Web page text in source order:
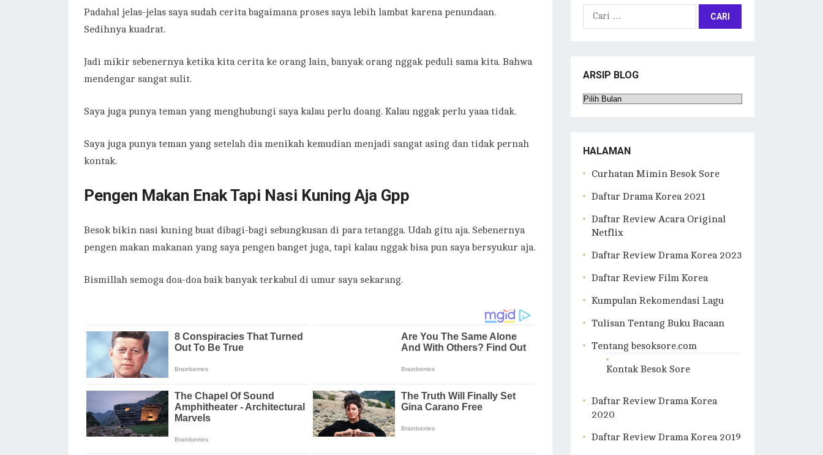
Padahal jelas-jelas saya sudah cerita bagaimana proses saya lebih lambat karena penundaan.
Sedihnya kuadrat.
Jadi mikir sebenernya ketika kita cerita ke orang lain, banyak orang nggak peduli sama kita. Bahwa
mendengar sangat sulit.
Saya juga punya teman yang menghubungi saya kalau perlu doang. Kalau nggak perlu yaaa tidak.
Saya juga punya teman yang setelah dia menikah kemudian menjadi sangat asing dan tidak pernah
kontak.
Pengen Makan Enak Tapi Nasi Kuning Aja Gpp
Besok bikin nasi kuning buat dibagi-bagi sebungkusan di para tetangga. Udah gitu aja. Sebenernya
pengen makan makanan yang saya pengen banget juga, tapi kalau nggak bisa pun saya bersyukur aja.
Bismillah semoga doa-doa baik banyak terkabul di umur saya sekarang.
Cari
ARSIP BLOG
Arsip
HALAMAN
Curhatan Mimin Besok Sore
Daftar Drama Korea 2021
Daftar Review Acara Original
Netflix
Daftar Review Drama Korea 2023
Daftar Review Film Korea
Kumpulan Rekomendasi Lagu
Tulisan Tentang Buku Bacaan
Tentang besoksore.com
Kontak Besok Sore
Daftar Review Drama Korea
2020
Daftar Review Drama Korea 2019